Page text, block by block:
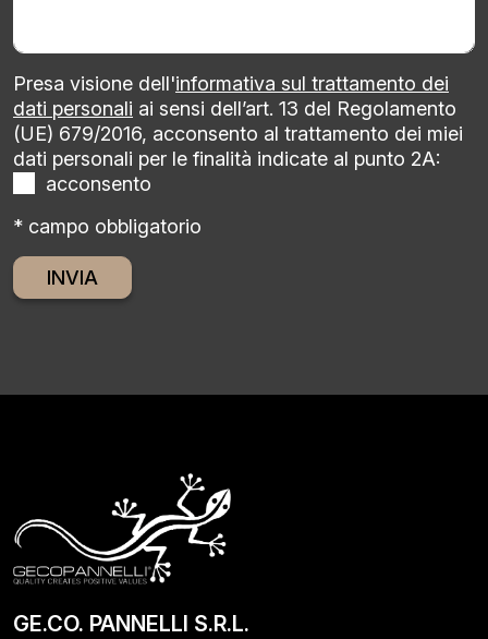
Presa visione dell'informativa sul trattamento dei
dati personali ai sensi dell’art. 13 del Regolamento
(UE) 679/2016, acconsento al trattamento dei miei
dati personali per le finalità indicate al punto 2A:
acconsento
* campo obbligatorio
GE.CO. PANNELLI S.R.L.